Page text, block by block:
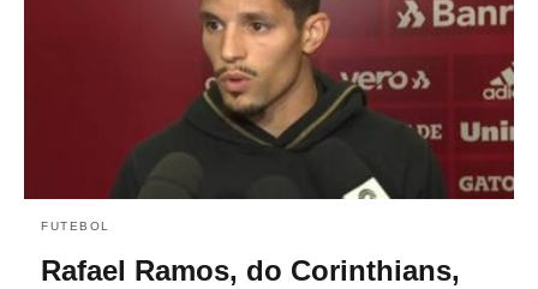
FUTEBOL
Rafael Ramos, do Corinthians,